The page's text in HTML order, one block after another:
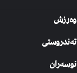
وەرزش
تەندروستی
نوسەران